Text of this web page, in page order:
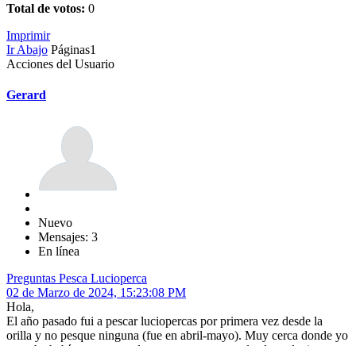
Total de votos: 0
Imprimir
Ir Abajo Páginas1
Acciones del Usuario
Gerard
Nuevo
Mensajes: 3
En línea
Preguntas Pesca Lucioperca
02 de Marzo de 2024, 15:23:08 PM
Hola,
El año pasado fui a pescar luciopercas por primera vez desde la
orilla y no pesque ninguna (fue en abril-mayo). Muy cerca donde yo